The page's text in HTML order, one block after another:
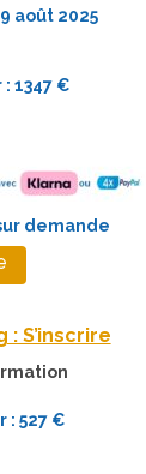
août 2025
1347 €
demande
S’inscrire
: 527 €